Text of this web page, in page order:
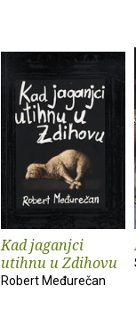
Kad jaganjci
utihnu u Zdihovu
Robert Međurečan